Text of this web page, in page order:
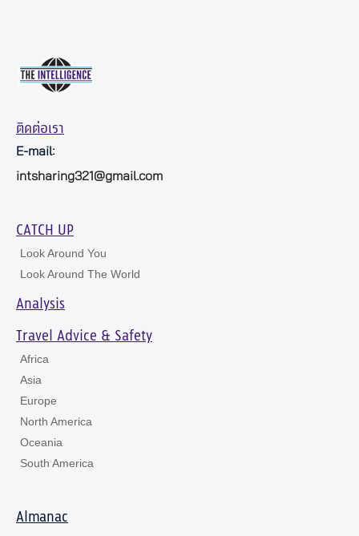
ติดต่อเรา
E-mail:
intsharing321@gmail.com
CATCH UP
Look Around You
Look Around The World
Analysis
Travel Advice & Safety
Africa
Asia
Europe
North America
Oceania
South America
Almanac